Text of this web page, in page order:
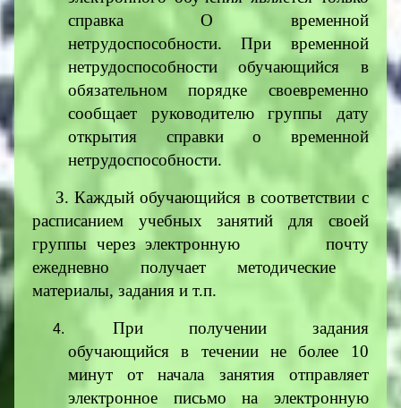
справка О временной
нетрудоспособности. При временной
нетрудоспособности обучающийся в
обязательном порядке своевременно
сообщает руководителю группы дату
открытия справки о временной
нетрудоспособности.
З. Каждый обучающийся в соответствии с
расписанием учебных занятий для своей
группы через электронную почту
ежедневно получает методические
материалы, задания и т.п.
При получении задания
обучающийся в течении не более 10
минут от начала занятия отправляет
электронное письмо на электронную